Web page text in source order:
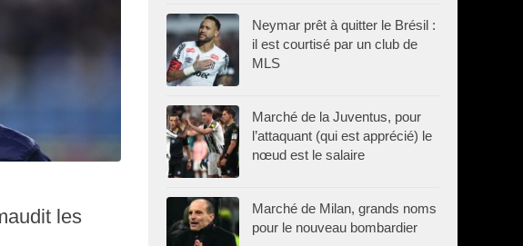
les
Neymar prêt à quitter le Brésil :
il est courtisé par un club de
MLS
Marché de la Juventus, pour
l’attaquant (qui est apprécié) le
nœud est le salaire
Marché de Milan, grands noms
pour le nouveau bombardier